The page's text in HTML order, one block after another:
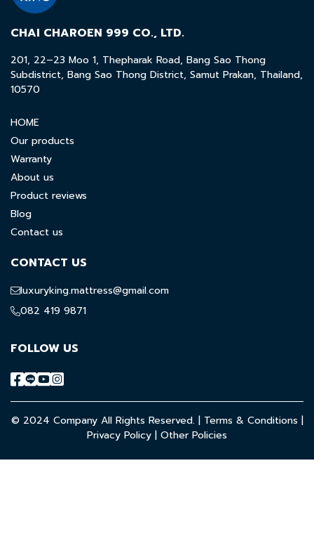
CHAI CHAROEN 999 CO., LTD.
201, 22–23 Moo 1, Thepharak Road, Bang Sao Thong
Subdistrict, Bang Sao Thong District, Samut Prakan, Thailand,
10570
HOME
Our products
Warranty
About us
Product reviews
Blog
Contact us
CONTACT US
luxuryking.mattress@gmail.com
082 419 9871
FOLLOW US
© 2024 Company All Rights Reserved. | Terms & Conditions |
Privacy Policy | Other Policies